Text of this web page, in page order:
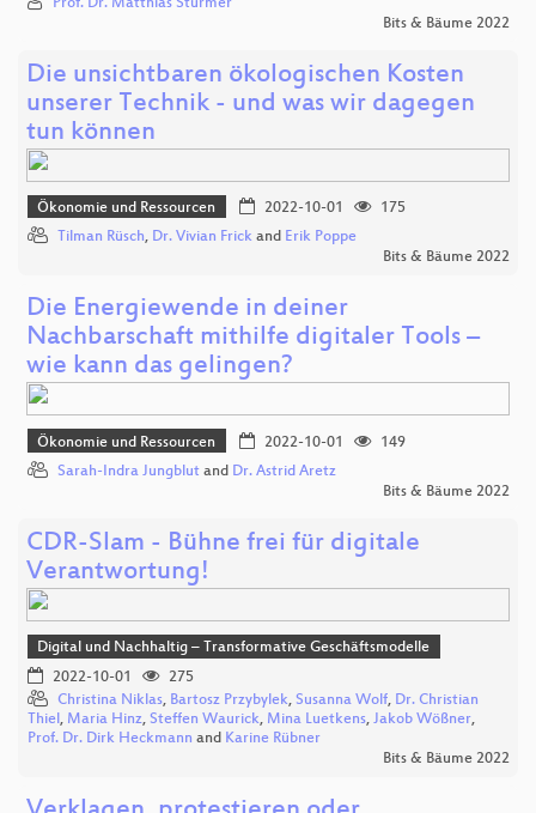
Prof. Dr. Matthias Stürmer
Bits & Bäume 2022
Die unsichtbaren ökologischen Kosten
unserer Technik - und was wir dagegen
tun können
Ökonomie und Ressourcen 2022-10-01
175
Tilman Rüsch, Dr. Vivian Frick and Erik Poppe
Bits & Bäume 2022
Die Energiewende in deiner
Nachbarschaft mithilfe digitaler Tools –
wie kann das gelingen?
Ökonomie und Ressourcen 2022-10-01
149
Sarah-Indra Jungblut and Dr. Astrid Aretz
Bits & Bäume 2022
CDR-Slam - Bühne frei für digitale
Verantwortung!
Digital und Nachhaltig – Transformative Geschäftsmodelle
2022-10-01
275
Christina Niklas, Bartosz Przybylek, Susanna Wolf, Dr. Christian
Thiel , Maria Hinz, Steffen Waurick, Mina Luetkens, Jakob Wößner,
Prof. Dr. Dirk Heckmann and Karine Rübner
Bits & Bäume 2022